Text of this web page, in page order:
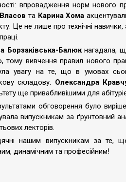
впровадження норм нового
та Карина Хома
Це не лише про технічні
Борзаківська-Балюкнагадала,
тому вивчення правил нового
увагу на те, що в умовах
складову. Олександра
ще привабливішими для
обговорення було
випускникам за ґрунтовний
лекторів.
нашим випускникам за те,
динамічним та професійним!